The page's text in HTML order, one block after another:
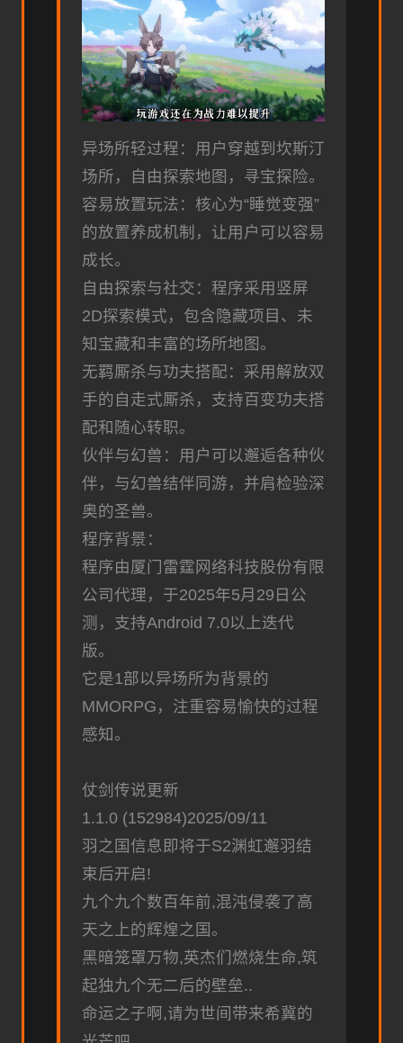
异场所轻过程：用户穿越到坎斯汀
场所，自由探索地图，寻宝探险。
容易放置玩法：核心为“睡觉变强”
的放置养成机制，让用户可以容易
成长。
自由探索与社交：程序采用竖屏
2D探索模式，包含隐藏项目、未
知宝藏和丰富的场所地图。
无羁厮杀与功夫搭配：采用解放双
手的自走式厮杀，支持百变功夫搭
配和随心转职。
伙伴与幻兽：用户可以邂逅各种伙
伴，与幻兽结伴同游，并肩检验深
奥的圣兽。
程序背景：
程序由厦门雷霆网络科技股份有限
公司代理，于2025年5月29日公
测，支持Android 7.0以上迭代
版。
它是1部以异场所为背景的
MMORPG，注重容易愉快的过程
感知。
仗剑传说更新
1.1.0 (152984)2025/09/11
羽之国信息即将于S2渊虹邂羽结
束后开启!
九个九个数百年前,混沌侵袭了高
天之上的辉煌之国。
黑暗笼罩万物,英杰们燃烧生命,筑
起独九个无二后的壁垒..
命运之子啊,请为世间带来希冀的